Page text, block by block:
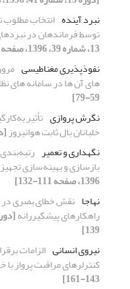
نبرد آینده انتخاب
توسط فرماندهان در
13، شماره 39، 1396، صفحه 157-174]
نفوذپذیری مغناطیسی
های آن ها در سامانه های
59-79]
نگرش پروازی تأثیر
خلبانان بال ثابت هوانیروز[دوره
نگهداری و تعمیر
بازسازی و بهینه‌سازی
1396، صفحه 111-132]
نهاجا
راهکارهای پیشگیررانه
139]
نیروی انسانی الزامات
کنترلرهای مراقبت پرواز با
143-161]